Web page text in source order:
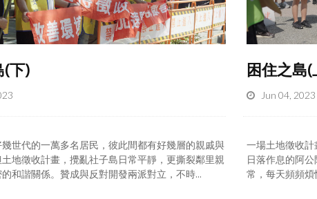
(下)
世代的一萬多名居民，彼此間都有好幾層的親戚與
地徵收計畫，攪亂社子島日常平靜，更撕裂鄰里親
和諧關係。贊成與反對開發兩派對立，不時...
困住之島(
Jun 04, 2023
一場土地徵收
日落作息的阿
常，每天頻頻